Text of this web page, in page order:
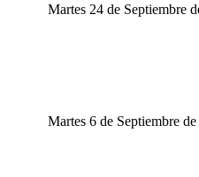
Martes 24 de Septiembre
Martes 6 de Septiembre de